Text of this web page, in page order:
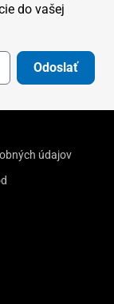
do vašej
Odoslať
údajov